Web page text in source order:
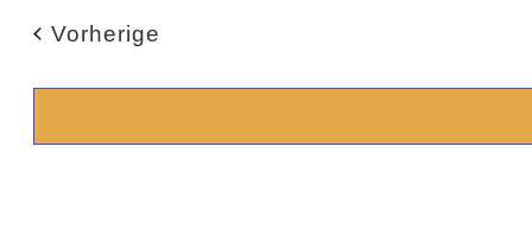
wählen.
Vorherige